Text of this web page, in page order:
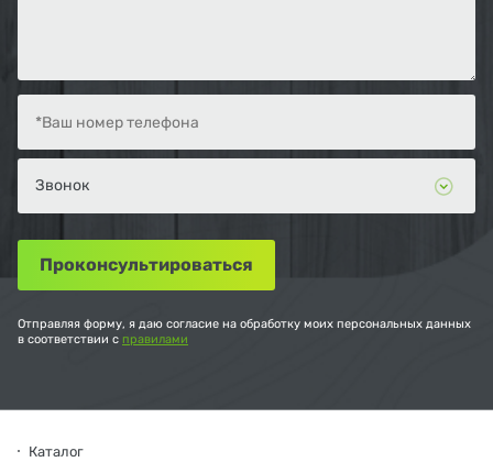
Отправляя форму, я даю согласие на обработку моих персональных данных
в соответствии с правилами
Каталог